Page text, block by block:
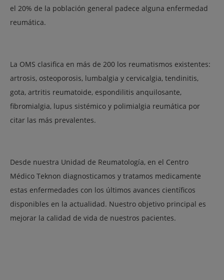
el 20% de la población general padece alguna enfermedad
reumática.
La OMS clasifica en más de 200 los reumatismos existentes:
artrosis, osteoporosis, lumbalgia y cervicalgia, tendinitis,
gota, artritis reumatoide, espondilitis anquilosante,
fibromialgia, lupus sistémico y polimialgia reumática por
citar las más prevalentes.
Desde nuestra Unidad de Reumatología, en el Centro
Médico Teknon diagnosticamos y tratamos medicamente
estas enfermedades con los últimos avances científicos
disponibles en la actualidad. Nuestro objetivo principal es
mejorar la calidad de vida de nuestros pacientes.